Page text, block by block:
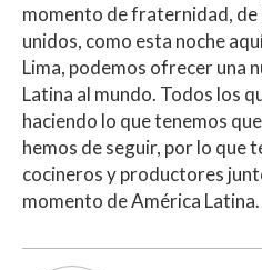
momento de fraternidad,
unidos, como esta noche
Lima, podemos ofrecer una
Latina al mundo. Todos los
haciendo lo que tenemos
hemos de seguir, por lo que
cocineros y productores
momento de América Latina.